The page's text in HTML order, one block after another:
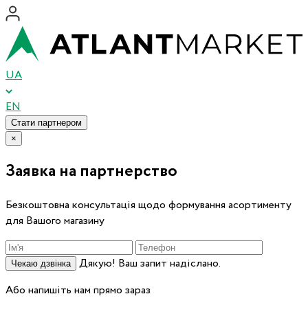
UA
EN
Стати партнером
×
Заявка на партнерство
Безкоштовна консультація щодо формування асортименту
для Вашого магазину
Чекаю дзвінка
Дякую! Ваш запит надіслано.
Або напишіть нам прямо зараз